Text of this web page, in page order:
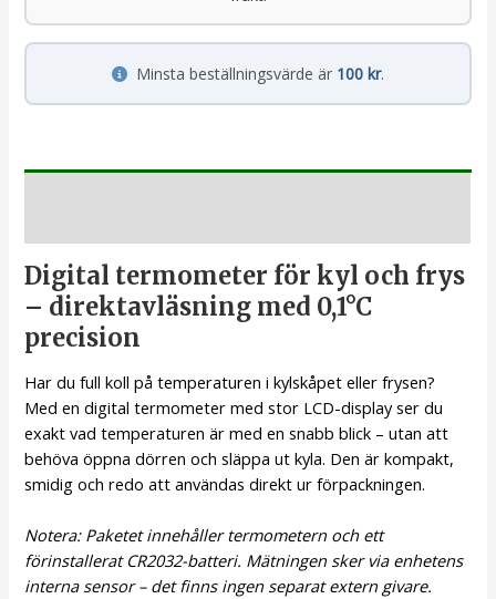
Minsta beställningsvärde är 100 kr.
Digital termometer för kyl och frys
– direktavläsning med 0,1°C
precision
Har du full koll på temperaturen i kylskåpet eller frysen?
Med en digital termometer med stor LCD-display ser du
exakt vad temperaturen är med en snabb blick – utan att
behöva öppna dörren och släppa ut kyla. Den är kompakt,
smidig och redo att användas direkt ur förpackningen.
Notera: Paketet innehåller termometern och ett
förinstallerat CR2032-batteri. Mätningen sker via enhetens
interna sensor – det finns ingen separat extern givare.